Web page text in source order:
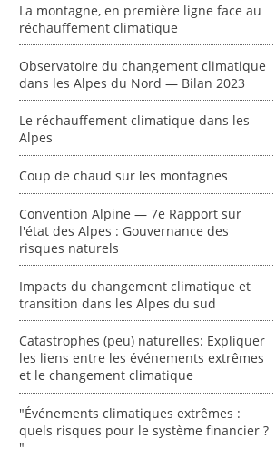
"Plan ministériel
La montagne, en première ligne face au
réchauffement climatique
Observatoire du changement climatique
dans les Alpes du Nord — Bilan 2023
Le réchauffement climatique dans les
Alpes
Coup de chaud sur les montagnes
Convention Alpine — 7e Rapport sur
l'état des Alpes : Gouvernance des
risques naturels
Impacts du changement climatique et
transition dans les Alpes du sud
Catastrophes (peu) naturelles: Expliquer
les liens entre les événements extrêmes
et le changement climatique
"Événements climatiques extrêmes :
quels risques pour le système financier ?
"